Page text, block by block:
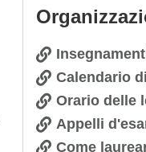
Calendario
Orario delle
Appelli
Come